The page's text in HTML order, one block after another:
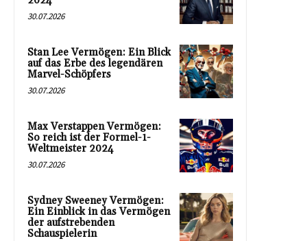
30.07.2026
Stan Lee Vermögen: Ein Blick
auf das Erbe des legendären
Marvel-Schöpfers
30.07.2026
Max Verstappen Vermögen:
So reich ist der Formel-1-
Weltmeister 2024
30.07.2026
Sydney Sweeney Vermögen:
Ein Einblick in das Vermögen
der aufstrebenden
Schauspielerin